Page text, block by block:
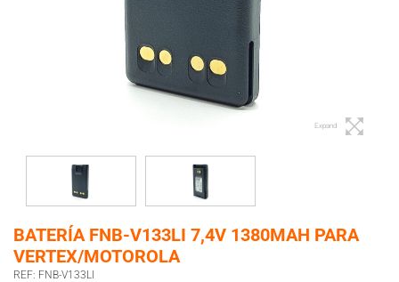
Expand
BATERÍA FNB-V133LI 7,4V 1380MAH PARA
VERTEX/MOTOROLA
REF: FNB-V133LI